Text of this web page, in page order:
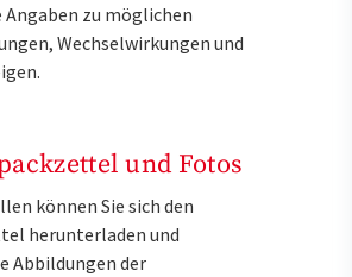
zu möglichen
Wechselwirkungen und
und Fotos
können Sie sich den
herunterladen und
Abbildungen der